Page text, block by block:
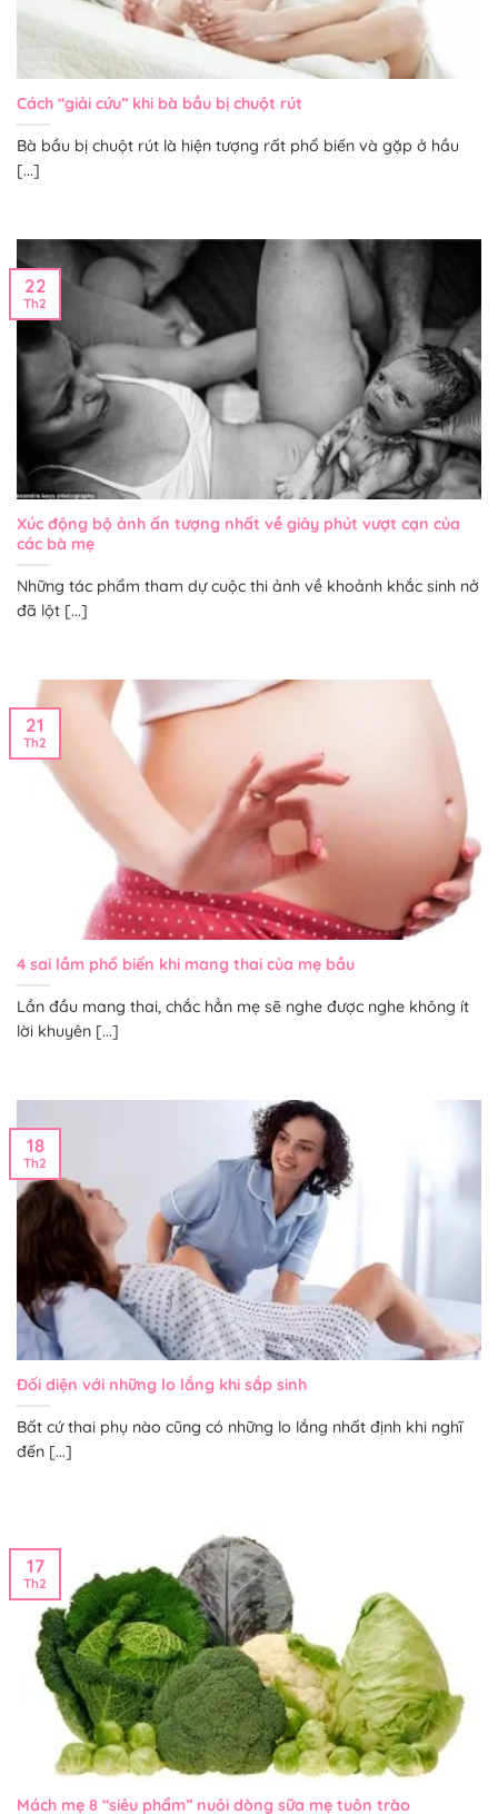
Cách “giải cứu” khi bà bầu bị chuột rút
Bà bầu bị chuột rút là hiện tượng rất phổ biến và gặp ở hầu
[...]
Xúc động bộ ảnh ấn tượng nhất về giây phút vượt cạn của
các bà mẹ
Những tác phẩm tham dự cuộc thi ảnh về khoảnh khắc sinh nở
đã lột [...]
22
Th2
4 sai lầm phổ biến khi mang thai của mẹ bầu
Lần đầu mang thai, chắc hẳn mẹ sẽ nghe được nghe không ít
lời khuyên [...]
21
Th2
Đối diện với những lo lắng khi sắp sinh
Bất cứ thai phụ nào cũng có những lo lắng nhất định khi nghĩ
đến [...]
18
Th2
Mách mẹ 8 “siêu phẩm” nuôi dòng sữa mẹ tuôn trào
17
Th2